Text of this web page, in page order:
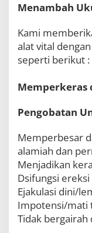
Menambah
Kami
alat vital
seperti berikut :
Memperkeras
Pengobatan
Memperbesar
alamiah dan
Menjadikan
Dsifungsi ereksi
Ejakulasi dini/
Impotensi/mati
Tidak bergairah